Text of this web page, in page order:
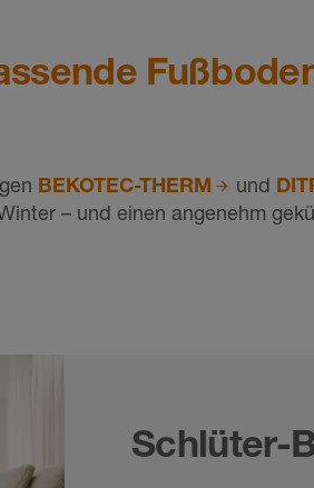
BEKOTEC-THERM und
– und einen angenehm
Schlüter-